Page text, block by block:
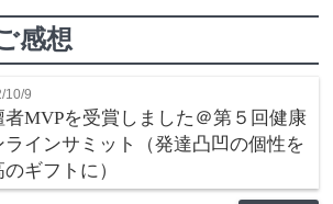
感想
10/9
者MVPを受賞しました＠第５回健康
ラインサミット（発達凸凹の個性を
ギフトに）